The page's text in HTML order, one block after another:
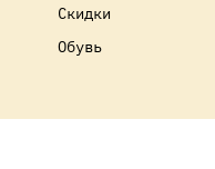
Скидки
Обувь